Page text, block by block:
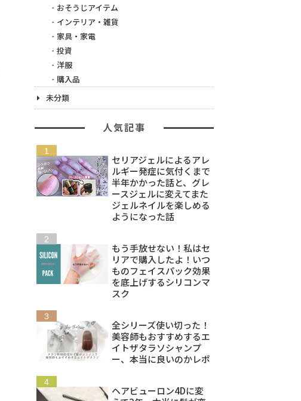
おそうじアイテム
インテリア・雑貨
家具・家電
投資
洋服
購入品
未分類
人気記事
セリアジェルによるアレ
ルギー発症に気付くまで
半年かかった話と、グレ
ースジェルに変えてまた
ジェルネイルを楽しめる
ようになった話
もう手放せない！私はセ
リアで購入したよ！いつ
ものフェイスパック効果
を底上げするシリコンマ
スク
全シリーズ使い切った！
美容師もおすすめするエ
イトザタラソシャンプ
ー、本当に良いのかレポ
ヘアビューロン4Dに変